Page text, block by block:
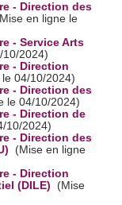
- Direction des
en ligne le
- Service Arts
10/2024)
- Direction
04/10/2024)
- Direction des
le 04/10/2024)
- Direction de
10/2024)
- Direction des
(Mise en ligne
- Direction
(DILE)
(Mise